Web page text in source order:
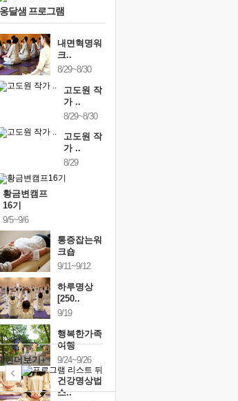
못된 꼰대들
옹달샘 프로그램
내면혁명워
크..
8/29~8/30
고도원 작
가 ..
8/29~8/30
고도원 작
가 ..
8/29
황금변캠프
16기
9/5~9/6
통증잡는워
크숍
9/11~9/12
하루명상
[250..
9/19
행복한가족
여행
9/24~9/26
건강명상법
스..
린더보기+